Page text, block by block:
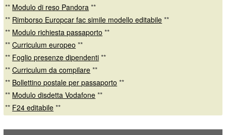
** Modulo di reso Pandora **
** Rimborso Europcar fac simile modello editabile **
** Modulo richiesta passaporto **
**Curriculum europeo **
** Foglio presenze dipendenti **
**Curriculum da compilare **
** Bollettino postale per passaporto **
** Modulo disdetta Vodafone **
** F24 editabile **